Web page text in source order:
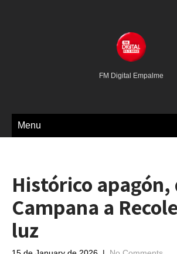
FM Digital Empalme
Menu
Histórico apagón,
Campana a
luz